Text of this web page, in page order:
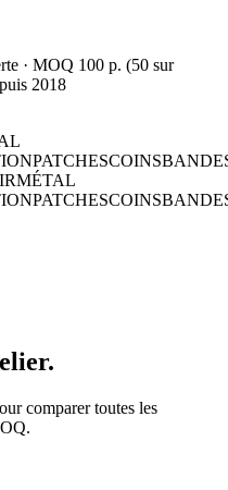
· MOQ 100 p. (50 sur
2018
PATCHESCOINS
MÉTAL
PATCHESCOINS
comparer toutes les